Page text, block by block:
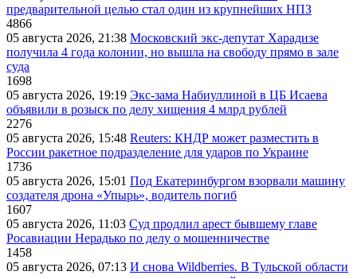
предварительной целью стал один из крупнейших НПЗ
4866
05 августа 2026, 21:38 Московский экс-депутат Харадизе
получила 4 года колонии, но вышла на свободу прямо в зале
суда
1698
05 августа 2026, 19:19 Экс-зама Набиуллиной в ЦБ Исаева
объявили в розыск по делу хищения 4 млрд рублей
2276
05 августа 2026, 15:48 Reuters: КНДР может разместить в
России ракетное подразделение для ударов по Украине
1736
05 августа 2026, 15:01 Под Екатеринбургом взорвали машину
создателя дрона «Упырь», водитель погиб
1607
05 августа 2026, 11:03 Суд продлил арест бывшему главе
Росавиации Нерадько по делу о мошенничестве
1458
05 августа 2026, 07:13 И снова Wildberries. В Тульской области